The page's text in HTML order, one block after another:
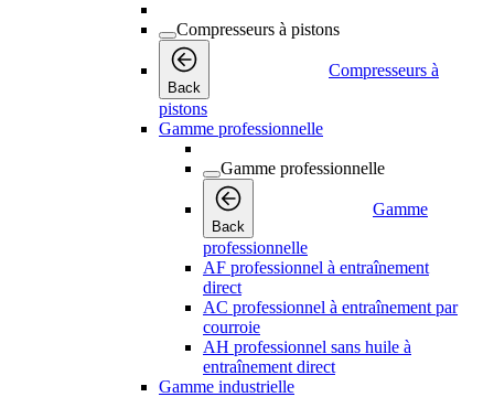
Compresseurs à pistons
Back
Compresseurs à
pistons
Gamme professionnelle
Gamme professionnelle
Back
Gamme
professionnelle
AF professionnel à entraînement
direct
AC professionnel à entraînement par
courroie
AH professionnel sans huile à
entraînement direct
Gamme industrielle